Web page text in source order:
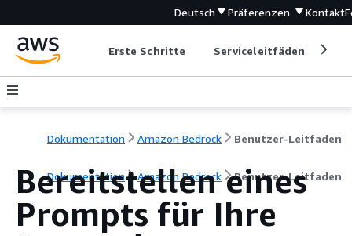
Deutsch Präferenzen Kontakt
Erste Schritte Serviceleitfäden
Dokumentation Amazon Bedrock Benutzer-Leitfaden
Dokumentation Amazon Bedrock Benutzer-Leitfaden
Bereitstellen eines
Prompts für Ihre